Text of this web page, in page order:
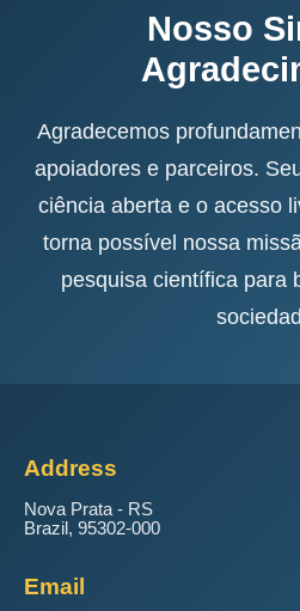
Nosso
Agradecemos
apoiadores e parceiros.
ciência aberta e o acesso
torna possível nossa
pesquisa científica para
Address
Nova Prata - RS
Brazil, 95302-000
Email